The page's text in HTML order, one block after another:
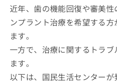
近年、歯の機能回復や審美
ンプラント治療を希望する
ます。
一方で、治療に関するトラ
ます。
以下は、国民生活センター